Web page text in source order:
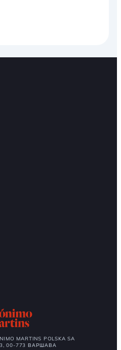
MARTINS POLSKA SA
00-773 ВАРШАВА